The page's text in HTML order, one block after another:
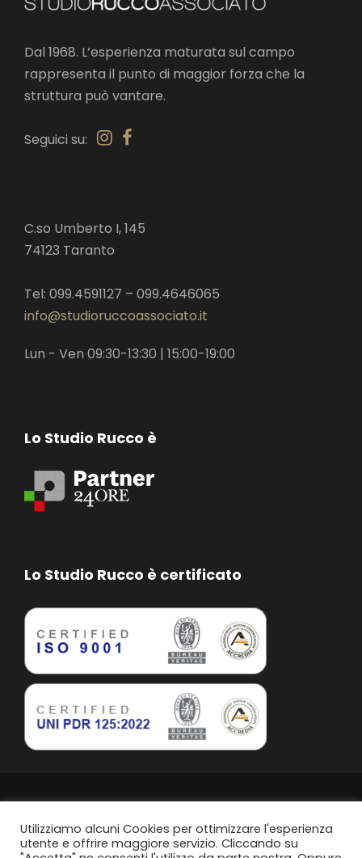
Dal 1968. L’esperienza maturata sul campo
rappresenta il punto di maggior forza che la
struttura può vantare.
Seguici su:
C.so Umberto I, 145
74123 Taranto
Tel: 099.4591127 – 099.4646065
info@studioruccoassociato.it
Lun - Ven 09:30-13:30 | 15:00-19:00
Lo Studio Rucco è
Lo Studio Rucco è certificato
Privacy Policy
Utilizziamo alcuni Cookies per ottimizzare l'esperienza
utente e offrire maggiore servizio. Cliccando su